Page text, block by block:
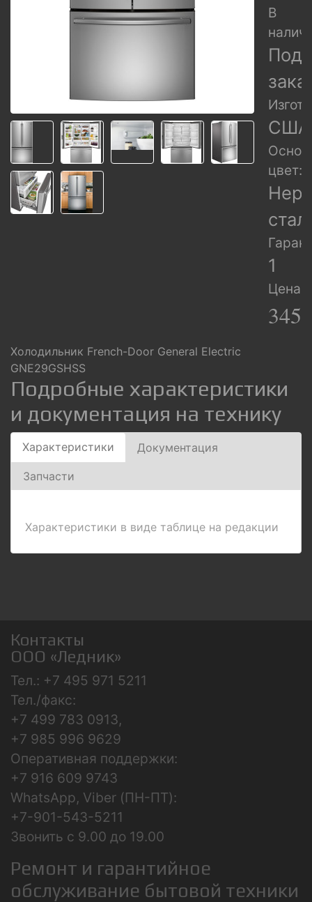
В
Под
США
цвет:
1
Цена:
Холодильник French-Door General Electric
GNE29GSHSS
Подробные характеристики
и документация на технику
Характеристики Документация
Запчасти
Характеристики в виде таблице на редакции
Контакты
ООО «Ледник»
Тел.: +7 495 971 5211
Тел./факс:
+7 499 783 0913,
+7 985 996 9629
Оперативная поддержки:
+7 916 609 9743
WhatsApp, Viber (ПН-ПТ):
+7-901-543-5211
Звонить с 9.00 до 19.00
Ремонт и гарантийное
обслуживание бытовой техники